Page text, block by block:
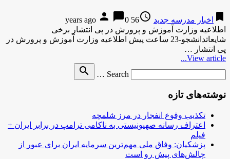
bookmark اخبار مدرسه جدید access_time
56 years ago
person chat_bubble0
اطلاعیه وزارت آموزش و پرورش در پی انتشار برخی
شایعاتدانشجو-23 ساعت پیش اطلاعیه وزارت آموزش و پرورش در
پی انتشار …
View article...
Search …
search
نوشته‌های تازه
تکذیب وقوع انفجار در مرز شلمچه
اعتراف رسانه صهیونیستی به ناکامی ترامپ در برابر ایران +
فیلم
پزشکیان: وفاق ملی مهم‌ترین سرمایه ایران برای عبور از
چالش‌های پیش رو است